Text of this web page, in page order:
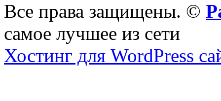
Все права защищены. ©
самое лучшее из сети
Хостинг для WordPress